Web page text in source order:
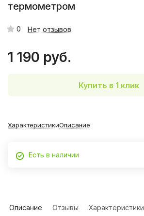
термометром
0 Нет отзывов
1 190 руб.
Купить в 1 клик
ХарактеристикиОписание
Есть в наличии
Описание Отзывы Характеристики